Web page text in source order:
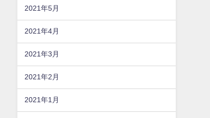
2021年5月
2021年4月
2021年3月
2021年2月
2021年1月